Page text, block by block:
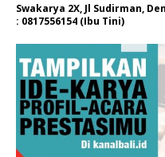
Swakarya 2X, Jl Sudirman,
: 0817556154 (Ibu Tini)